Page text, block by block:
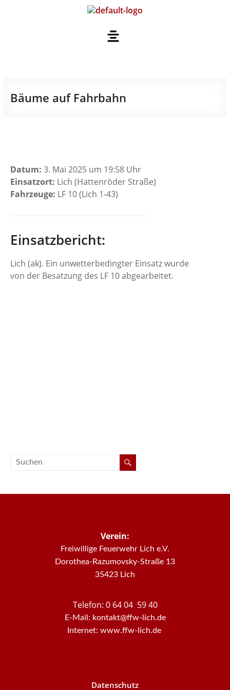
Bäume auf Fahrbahn
Datum: 3. Mai 2025 um 19:58 Uhr
Einsatzort: Lich (Hattenröder Straße)
Fahrzeuge: LF 10 (Lich 1-43)
Einsatzbericht:
Lich (ak). Ein unwetterbedingter Einsatz wurde
von der Besatzung des LF 10 abgearbeitet.
Verein:
Freiwillige Feuerwehr Lich e.V.
Dorothea-Razumovsky-Straße 13
35423 Lich
Telefon: 0 64 04 59 40
E-Mail: kontakt@ffw-lich.de
Internet: www.ffw-lich.de
Datenschutz